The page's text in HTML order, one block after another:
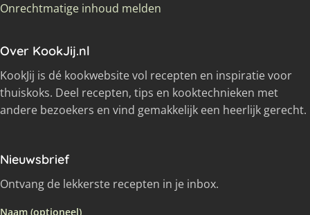
Onrechtmatige inhoud melden
Over KookJij.nl
KookJij is dé kookwebsite vol recepten en inspiratie voor
thuiskoks. Deel recepten, tips en kooktechnieken met
andere bezoekers en vind gemakkelijk een heerlijk gerecht.
Nieuwsbrief
Ontvang de lekkerste recepten in je inbox.
Naam (optioneel)